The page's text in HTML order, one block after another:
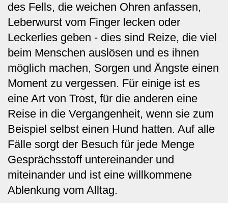
des Fells, die weichen Ohren anfassen,
Leberwurst vom Finger lecken oder
Leckerlies geben - dies sind Reize, die viel
beim Menschen auslösen und es ihnen
möglich machen, Sorgen und Ängste einen
Moment zu vergessen. Für einige ist es
eine Art von Trost, für die anderen eine
Reise in die Vergangenheit, wenn sie zum
Beispiel selbst einen Hund hatten. Auf alle
Fälle sorgt der Besuch für jede Menge
Gesprächsstoff untereinander und
miteinander und ist eine willkommene
Ablenkung vom Alltag.